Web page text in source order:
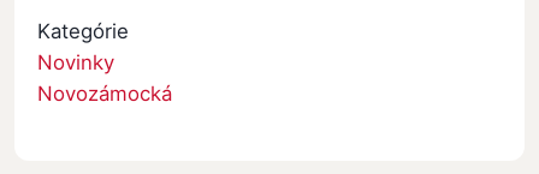
Kategórie
Novinky
Novozámocká